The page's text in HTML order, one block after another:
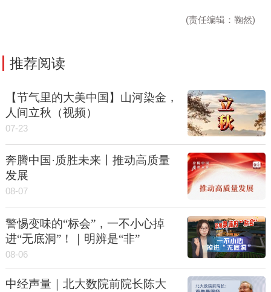
(责任编辑：鞠然)
推荐阅读
【节气里的大美中国】山河染金，
人间立秋（视频）
07-23
奔腾中国·质胜未来丨推动高质量
发展
08-07
警惕变味的“标会”，一不小心掉
进“无底洞”！｜明辨是“非”
08-06
中经声量｜北大数院前院长陈大